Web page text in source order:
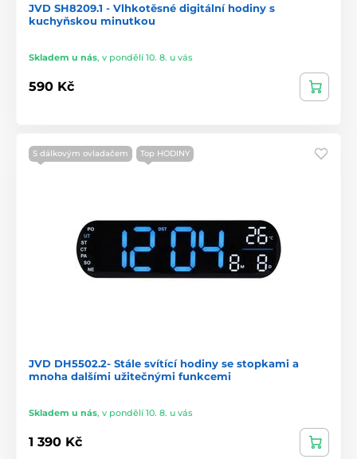
JVD SH8209.1 - Vlhkotěsné digitální hodiny s
kuchyňskou minutkou
Skladem u nás, v pondělí 10. 8. u vás
590 Kč
S dálkovým ovladačem Top HODINY
JVD DH5502.2- Stále svítící hodiny se stopkami a
mnoha dalšími užitečnými funkcemi
Skladem u nás, v pondělí 10. 8. u vás
1 390 Kč